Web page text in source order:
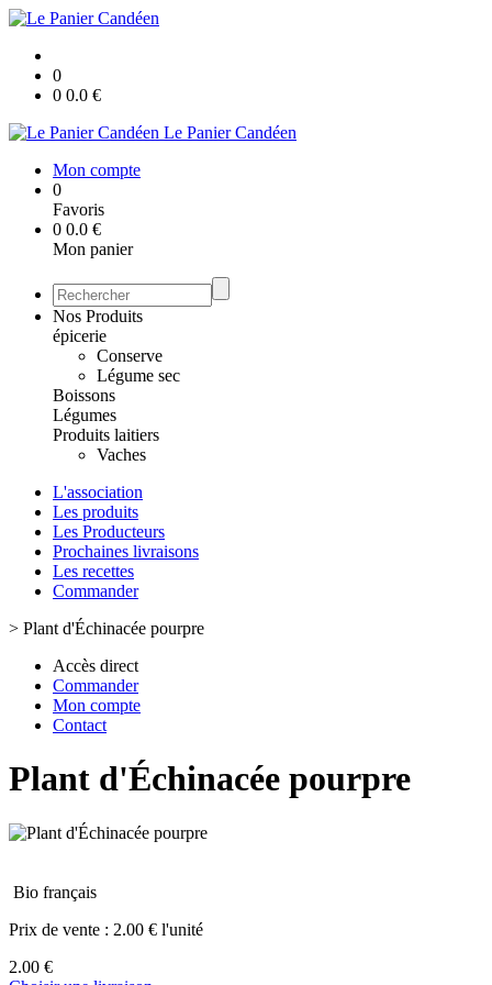
0
0 0.0 €
Le Panier Candéen
Mon compte
0
Favoris
0 0.0 €
Mon panier
Nos Produits
épicerie
Conserve
Légume sec
Boissons
Légumes
Produits laitiers
Vaches
L'association
Les produits
Les Producteurs
Prochaines livraisons
Les recettes
Commander
> Plant d'Échinacée pourpre
Accès direct
Commander
Mon compte
Contact
Plant d'Échinacée pourpre
Bio français
Prix de vente : 2.00 € l'unité
2.00 €